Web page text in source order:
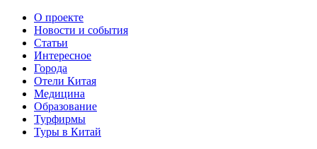
О проекте
Новости и события
Статьи
Интересное
Города
Отели Китая
Медицина
Образование
Турфирмы
Туры в Китай